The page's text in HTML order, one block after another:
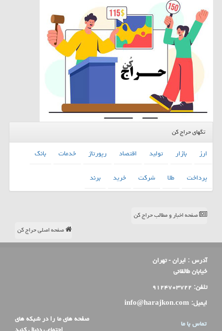
تگهای حراج کن
ارز بازار تولید اقتصاد رپورتاژ خدمات
بانك
پرداخت
طلا شركت خرید برند
صفحه اخبار و مطالب حراج کن
صفحه اصلی حراج کن
آدرس : ایران - تهران
خیابان طالقانی
تلفن: ۹۱۲۴۷۰۳۷۲۲
ایمیل: info@harajkon.com
تماس با ما
صفحه های ما را در شبکه های